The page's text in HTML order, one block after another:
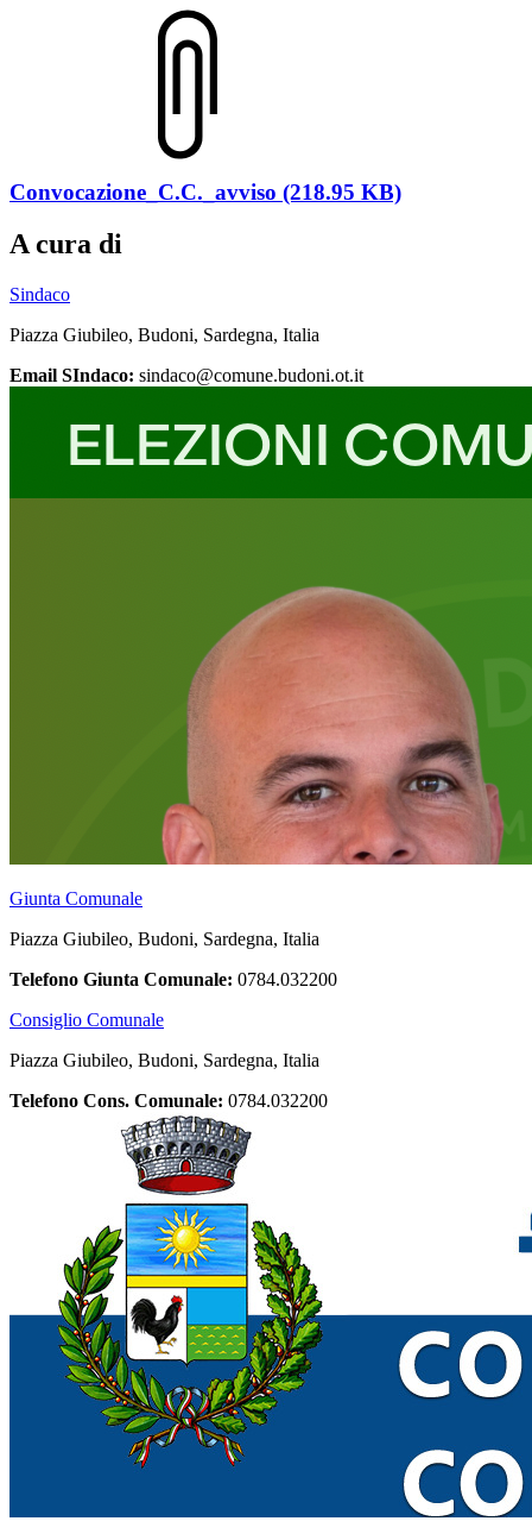
Convocazione_C.C._avviso (218.95 KB)
A cura di
Sindaco
Piazza Giubileo, Budoni, Sardegna, Italia
Email SIndaco: sindaco@comune.budoni.ot.it
Giunta Comunale
Piazza Giubileo, Budoni, Sardegna, Italia
Telefono Giunta Comunale: 0784.032200
Consiglio Comunale
Piazza Giubileo, Budoni, Sardegna, Italia
Telefono Cons. Comunale: 0784.032200